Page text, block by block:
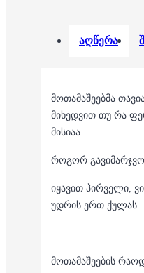
აღწერა
მოთამაშეებმა
მიხედვით თუ რა
მისიაა.
როგორ
იყავით პირველი,
უდრის ერთ ქულას.
მოთამაშეების